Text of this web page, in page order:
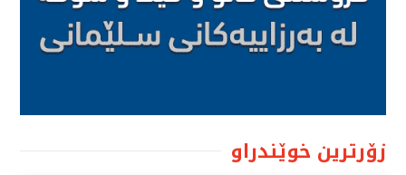
زۆرترین خوێندراو